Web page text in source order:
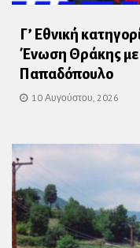
Γ’ Εθνική
Ένωση Θράκης με
Παπαδόπουλο
10 Αυγούστου, 2026